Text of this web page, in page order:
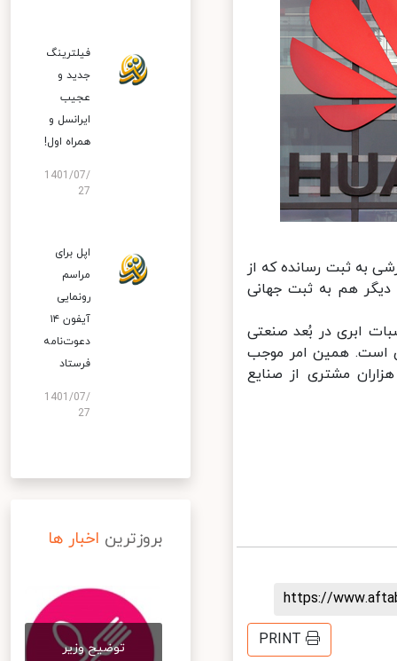
پردازشی به ثبت رسانده که از
داده مالکیت معنوی چین و 315 اختراع دیگر هم به ثبت جهانی
در محاسبات ابری در بُعد صنعتی
همکاری است. همین امر موجب
مشتری از صنایع
https://
PRINT
فیلترینگ
جدید و
عجیب
ایرانسل و
همراه اول!
1401/07/
27
اپل برای
مراسم
رونمایی
آیفون ۱۴
دعوت‌نامه
فرستاد
1401/07/
27
بروزترین اخبار ها
توضیح وزیر